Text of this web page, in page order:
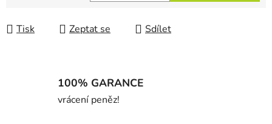
Tisk Zeptat se Sdílet
100% GARANCE
vrácení peněz!